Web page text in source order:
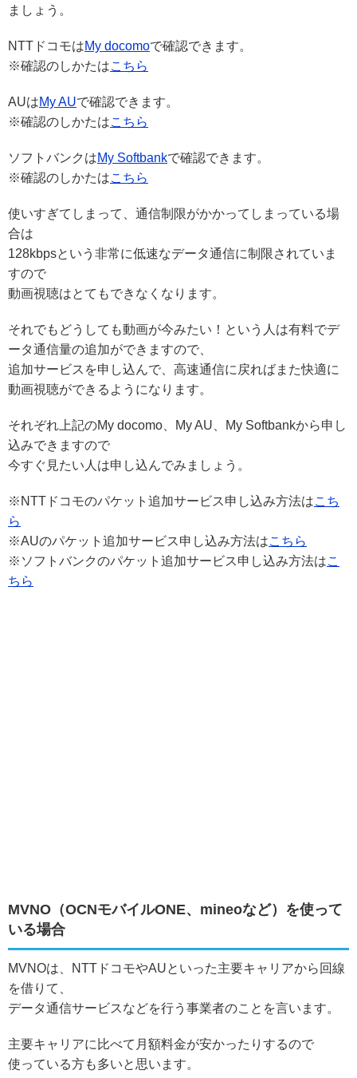
ましょう。
NTTドコモはMy docomoで確認できます。
※確認のしかたはこちら
AUはMy AUで確認できます。
※確認のしかたはこちら
ソフトバンクはMy Softbankで確認できます。
※確認のしかたはこちら
使いすぎてしまって、通信制限がかかってしまっている場
合は
128kbpsという非常に低速なデータ通信に制限されていま
すので
動画視聴はとてもできなくなります。
それでもどうしても動画が今みたい！という人は有料でデ
ータ通信量の追加ができますので、
追加サービスを申し込んで、高速通信に戻ればまた快適に
動画視聴ができるようになります。
それぞれ上記のMy docomo、My AU、My Softbankから申し
込みできますので
今すぐ見たい人は申し込んでみましょう。
※NTTドコモのパケット追加サービス申し込み方法はこち
ら
※AUのパケット追加サービス申し込み方法はこちら
※ソフトバンクのパケット追加サービス申し込み方法はこ
ちら
MVNO（OCNモバイルONE、mineoなど）を使って
いる場合
MVNOは、NTTドコモやAUといった主要キャリアから回線
を借りて、
データ通信サービスなどを行う事業者のことを言います。
主要キャリアに比べて月額料金が安かったりするので
使っている方も多いと思います。